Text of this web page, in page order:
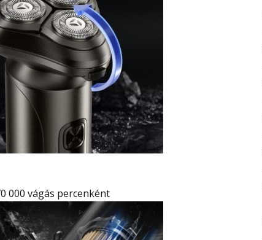
70 000 vágás percenként